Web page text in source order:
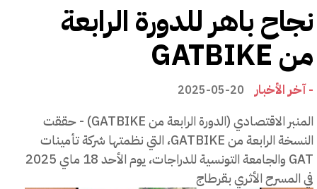
نجاح باهر للدورة الرابعة
من GATBIKE
- آخر الأخبار 2025-05-20
المنبر الاقتصادي (الدورة الرابعة من GATBIKE) - حققت
النسخة الرابعة من GATBIKE، التي نظمتها شركة تأمينات
GAT والجامعة التونسية للدراجات، يوم الأحد 18 ماي 2025
في المسرح الأثري بقرطاج